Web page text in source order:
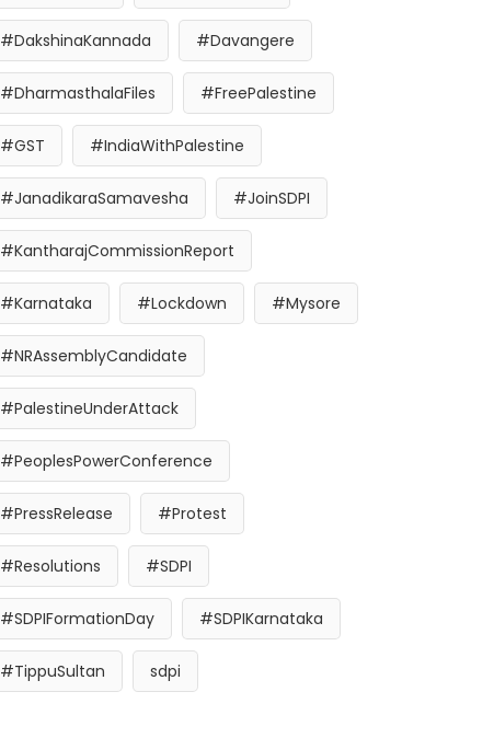
#DakshinaKannada #Davangere
#DharmasthalaFiles #FreePalestine
#GST #IndiaWithPalestine
#JanadikaraSamavesha #JoinSDPI
#KantharajCommissionReport
#Karnataka #Lockdown #Mysore
#NRAssemblyCandidate
#PalestineUnderAttack
#PeoplesPowerConference
#PressRelease #Protest
#Resolutions #SDPI
#SDPIFormationDay #SDPIKarnataka
#TippuSultan sdpi